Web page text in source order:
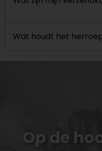
Wat houdt het
Op de